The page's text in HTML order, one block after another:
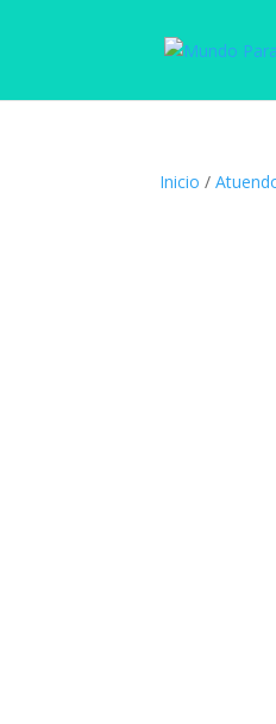
Inicio /